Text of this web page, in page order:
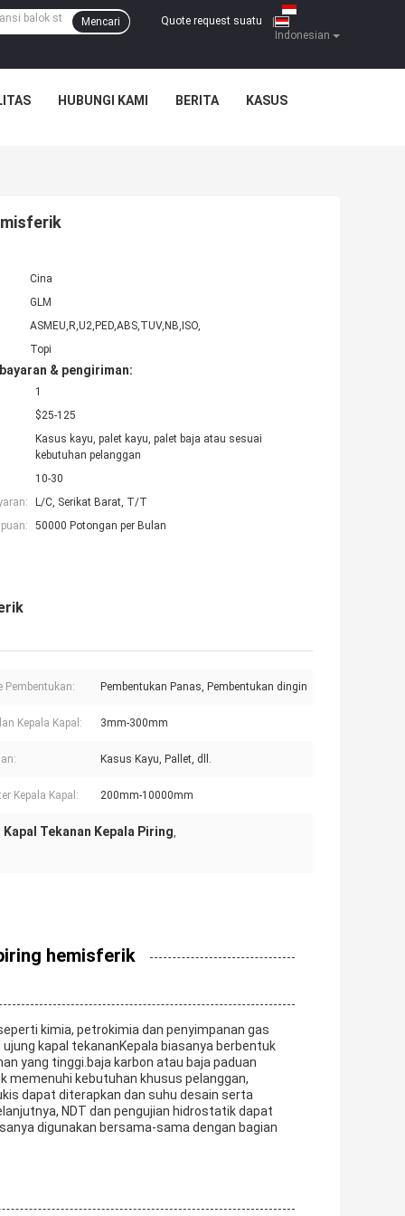
Indonesian
Quote request suatu
Mencari
HUBUNGI KAMI BERITA KASUS
Cina
GLM
ASMEU,R,U2,PED,ABS,TUV,NB,ISO,
Topi
& pengiriman:
1
$25-125
Kasus kayu, palet kayu, palet baja atau sesuai
kebutuhan pelanggan
10-30
L/C, Serikat Barat, T/T
50000 Potongan per Bulan
Pembentukan: Pembentukan Panas, Pembentukan dingin
Kepala Kapal: 3mm-300mm
Kasus Kayu, Pallet, dll.
Kepala Kapal: 200mm-10000mm
Kapal Tekanan Kepala Piring,
hemisferik
kimia, petrokimia dan penyimpanan gas
kapal tekananKepala biasanya berbentuk
yang tinggi.baja karbon atau baja paduan
memenuhi kebutuhan khusus pelanggan,
dapat diterapkan dan suhu desain serta
NDT dan pengujian hidrostatik dapat
digunakan bersama-sama dengan bagian